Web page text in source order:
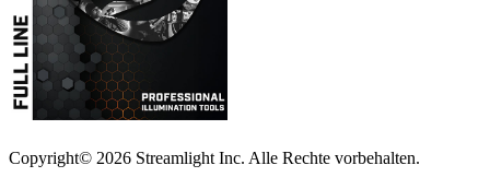
Copyright© 2026 Streamlight Inc. Alle Rechte vorbehalten.